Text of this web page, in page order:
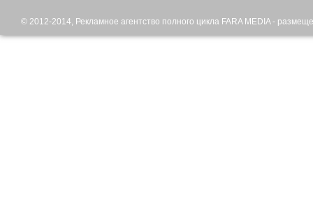
© 2012-2014, Рекламное агентство полного цикла FARA MEDIA -